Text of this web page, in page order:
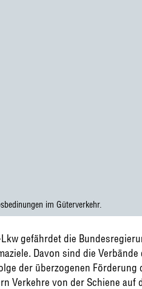
im Güterverkehr.
gefährdet die
Davon sind die Verbände
der überzogenen Förderung
Verkehre von der Schiene auf